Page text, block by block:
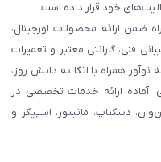
خود قرار داده است.
ضمن ارائه محصولات اورجینال،
گارانتی معتبر و تعمیرات
نوآور همراه با اتکا به دانش روز،
آماده ارائه خدمات تخصصی در
دسکتاپ، مانیتور، اسپیکر و